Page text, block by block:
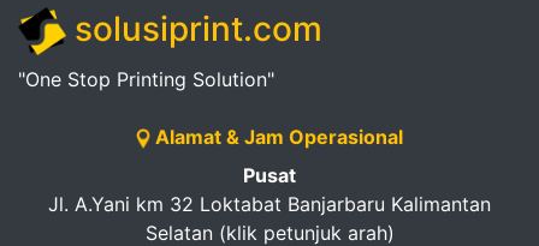
solusiprint.com
"One Stop Printing Solution"
Alamat & Jam Operasional
Pusat
Jl. A.Yani km 32 Loktabat Banjarbaru Kalimantan
Selatan (klik petunjuk arah)